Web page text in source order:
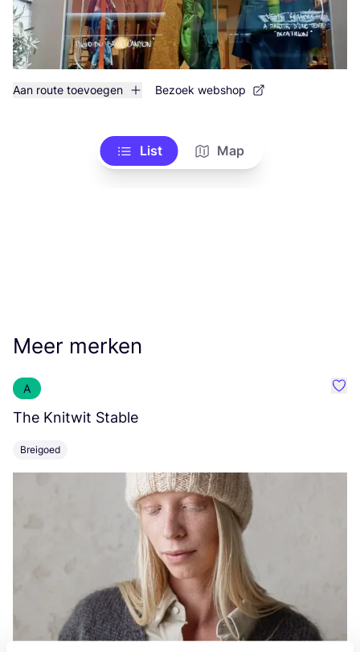
Aan route toevoegen Bezoek webshop
List Map
Meer merken
A
The Knitwit Stable
Breigoed